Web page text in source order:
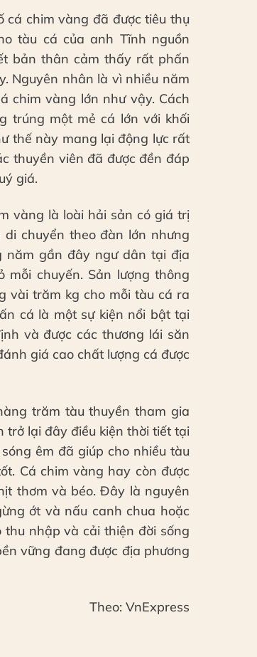
cá chim vàng đã được tiêu thụ
tàu cá của anh Tĩnh nguồn
bản thân cảm thấy rất phấn
Nguyên nhân là vì nhiều năm
chim vàng lớn như vậy. Cách
trúng một mẻ cá lớn với khối
thế này mang lại động lực rất
thuyền viên đã được đền đáp
giá.
vàng là loài hải sản có giá trị
chuyển theo đàn lớn nhưng
năm gần đây ngư dân tại địa
chuyến. Sản lượng thông
vài trăm kg cho mỗi tàu cá ra
cá là một sự kiện nổi bật tại
và được các thương lái săn
giá cao chất lượng cá được
trăm tàu thuyền tham gia
lại đây điều kiện thời tiết tại
êm đã giúp cho nhiều tàu
Cá chim vàng hay còn được
thơm và béo. Đây là nguyên
ớt và nấu canh chua hoặc
nhập và cải thiện đời sống
vững đang được địa phương
Theo: VnExpress